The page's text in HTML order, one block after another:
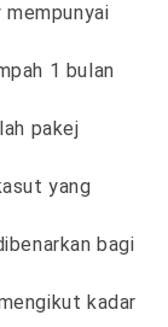
1 bulan
pakej
yang
bagi
kadar